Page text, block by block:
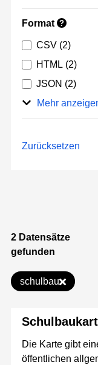
Format ?
CSV (2)
HTML (2)
JSON (2)
Mehr
Zurücksetzen
2 Datensätze
gefunden
schulbau
Die Karte gibt
öffentlichen